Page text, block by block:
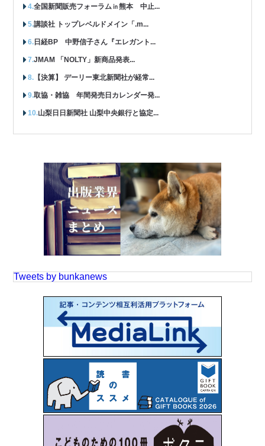
全国新聞販売フォーラム㏌熊本 中止...
講談社 トップレベルドメイン「.m...
日経BP 中野信子さん『エレガント...
JMAM 「NOLTY」新商品発表...
【決算】 デーリー東北新聞社が経常...
取協・雑協 年間発売日カレンダー発...
山梨日日新聞社 山梨中央銀行と協定...
Tweets by bunkanews